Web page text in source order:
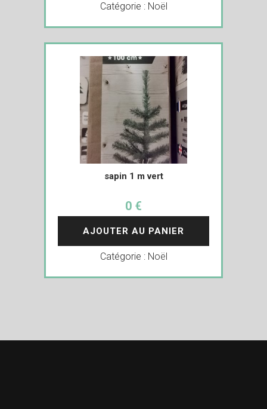
Catégorie : Noël
sapin 1 m vert
0 €
AJOUTER AU PANIER
Catégorie : Noël